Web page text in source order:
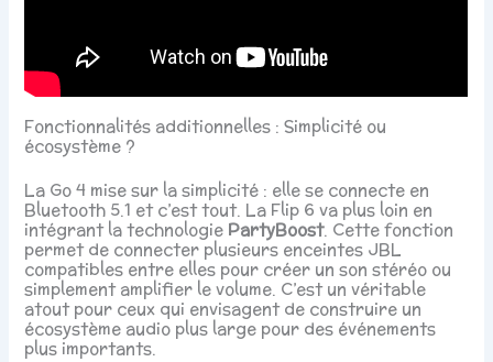
Fonctionnalités additionnelles : Simplicité ou
écosystème ?
La Go 4 mise sur la simplicité : elle se connecte en
Bluetooth 5.1 et c’est tout. La Flip 6 va plus loin en
intégrant la technologie PartyBoost. Cette fonction
permet de connecter plusieurs enceintes JBL
compatibles entre elles pour créer un son stéréo ou
simplement amplifier le volume. C’est un véritable
atout pour ceux qui envisagent de construire un
écosystème audio plus large pour des événements
plus importants.